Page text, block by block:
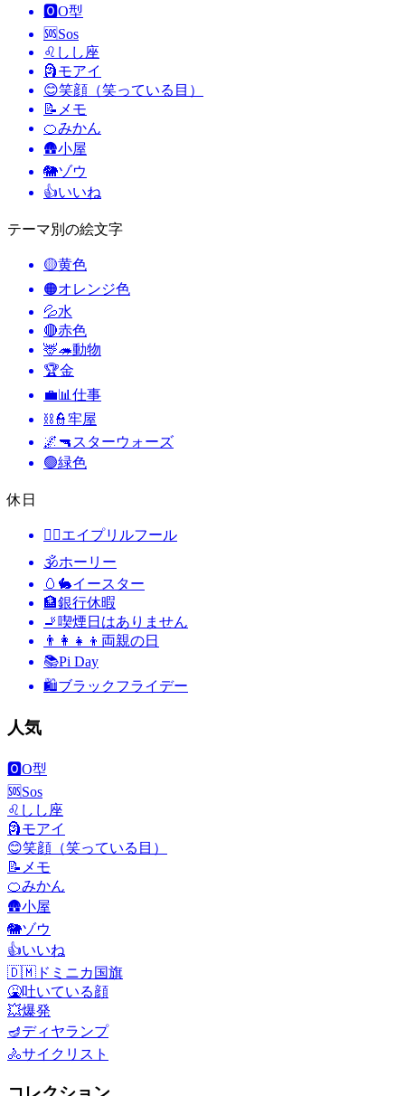
🅾️O型
🆘Sos
♌ しし座
🗿モアイ
😊笑顔（笑っている目）
📝 メモ
🍊みかん
🛖小屋
🐘ゾウ
👍いいね
テーマ別の絵文字
🟡黄色
🟠オレンジ色
💦水
🔴赤色
🦌🦔動物
🏆金
💼📊 仕事
⛓️👮牢屋
🌌🔫 スターウォーズ
🟢緑色
休日
🙆‍♂️エイプリルフール
🕉ホーリー
🥚🐇イースター
🏦銀行休暇
🚬 喫煙日はありません
👨‍👩‍👧‍👦 両親の日
📚Pi Day
🛍ブラックフライデー
人気
🅾️O型
🆘Sos
♌ しし座
🗿モアイ
😊笑顔（笑っている目）
📝 メモ
🍊みかん
🛖小屋
🐘ゾウ
👍いいね
🇩🇲 ドミニカ国旗
🤮吐いている顔
💥爆発
🪔ディヤランプ
🚴サイクリスト